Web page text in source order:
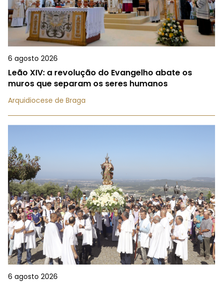
6 agosto 2026
Leão XIV: a revolução do Evangelho abate os
muros que separam os seres humanos
Arquidiocese de Braga
6 agosto 2026